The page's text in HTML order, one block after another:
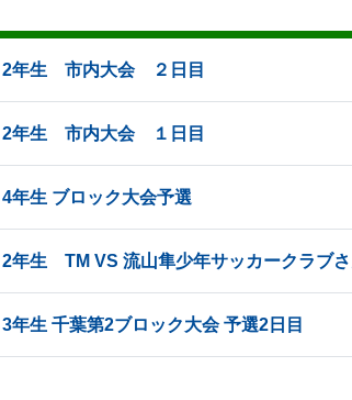
2年生 市内大会 ２日目
2年生 市内大会 １日目
4年生 ブロック大会予選
2年生 TM VS 流山隼少年サッカークラブ
3年生 千葉第2ブロック大会 予選2日目